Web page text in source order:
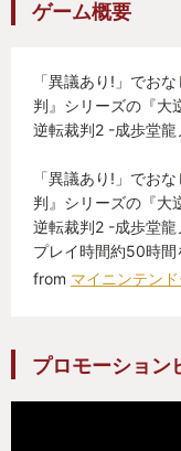
・ホームズさんの
てきます。
その素晴らしい推
いきます。
ただし、切っちゃ
・原作シャーロッ
ゲーム概要
「異議あり!」でお
判』シリーズの『大
逆転裁判2 -成歩堂龍
「異議あり!」でお
判』シリーズの『大
逆転裁判2 -成歩堂龍
プレイ時間約50時
from マイニンテン
プロモーション